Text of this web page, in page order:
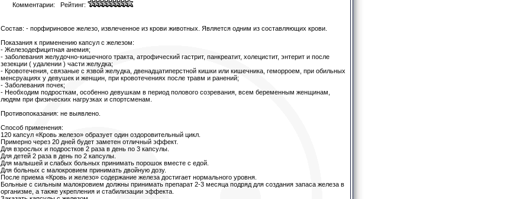
Комментарии: Рейтинг:
Состав: - порфириновое железо, извлеченное из крови животных. Является одним из составляющих крови.
Показания к применению капсул с железом:
- Железодефицитная анемия;
- заболевания желудочно-кишечного тракта, атрофический гастрит, панкреатит, холецистит, энтерит и после
зезекции ( удалении ) части желудка;
- Кровотечения, связаные с язвой желудка, двенадцатиперстной кишки или кишечника, геморроем, при обильных
менсруациях у девушек и женщин, при кровотечениях после травм и ранений;
- Заболевания почек;
- Необходим подросткам, особенно девушкам в период полового созревания, всем беременным женщинам,
людям при физических нагрузках и спортсменам.
Противопоказания: не выявлено.
Способ применения:
120 капсул «Кровь железо» образует один оздоровительный цикл.
Примерно через 20 дней будет заметен отличный эффект.
Для взрослых и подростков 2 раза в день по 3 капсулы.
Для детей 2 раза в день по 2 капсулы.
Для малышей и слабых больных принимать порошок вместе с едой.
Для больных с малокровием принимать двойную дозу.
После приема «Кровь и железо» содержание железа достигает нормального уровня.
Больные с сильным малокровием должны принимать препарат 2-3 месяца подряд для создания запаса железа в
организме, а также укрепления и стабилизации эффекта.